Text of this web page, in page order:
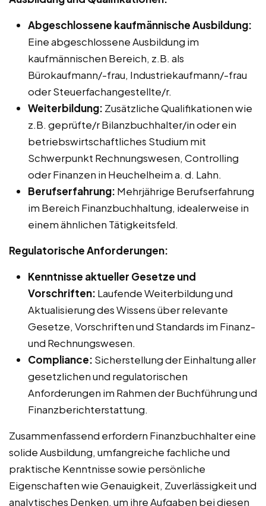
Abgeschlossene kaufmännische Ausbildung:
Eine abgeschlossene Ausbildung im
kaufmännischen Bereich, z.B. als
Bürokaufmann/-frau, Industriekaufmann/-frau
oder Steuerfachangestellte/r.
Weiterbildung: Zusätzliche Qualifikationen wie
z.B. geprüfte/r Bilanzbuchhalter/in oder ein
betriebswirtschaftliches Studium mit
Schwerpunkt Rechnungswesen, Controlling
oder Finanzen in Heuchelheim a. d. Lahn.
Berufserfahrung: Mehrjährige Berufserfahrung
im Bereich Finanzbuchhaltung, idealerweise in
einem ähnlichen Tätigkeitsfeld.
Regulatorische Anforderungen:
Kenntnisse aktueller Gesetze und
Vorschriften: Laufende Weiterbildung und
Aktualisierung des Wissens über relevante
Gesetze, Vorschriften und Standards im Finanz-
und Rechnungswesen.
Compliance: Sicherstellung der Einhaltung aller
gesetzlichen und regulatorischen
Anforderungen im Rahmen der Buchführung und
Finanzberichterstattung.
Zusammenfassend erfordern Finanzbuchhalter eine
solide Ausbildung, umfangreiche fachliche und
praktische Kenntnisse sowie persönliche
Eigenschaften wie Genauigkeit, Zuverlässigkeit und
analytisches Denken, um ihre Aufgaben bei diesen